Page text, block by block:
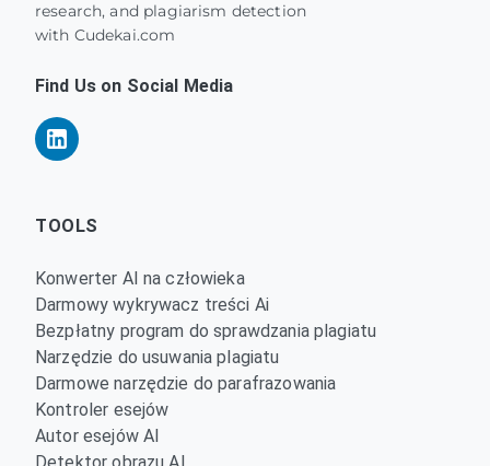
research, and plagiarism detection
with Cudekai.com
Find Us on Social Media
TOOLS
Konwerter AI na człowieka
Darmowy wykrywacz treści Ai
Bezpłatny program do sprawdzania plagiatu
Narzędzie do usuwania plagiatu
Darmowe narzędzie do parafrazowania
Kontroler esejów
Autor esejów AI